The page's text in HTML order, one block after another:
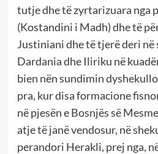
tutje dhe të zyrtarizuara nga
(Kostandini i Madh) dhe të
Justiniani dhe të tjerë deri
Dardania dhe Iliriku në
bien nën sundimin
pra, kur disa formacione
në pjesën e Bosnjës së
atje të janë vendosur, në
perandori Herakli, prej nga,